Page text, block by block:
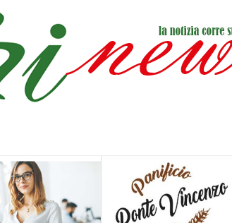
della rassegna diretta da Antonio Onorato
della rassegna diretta da Antonio Onorato EVIDENZA
il compagno della ex – decisivo l’allarme anti-stalker e
i disagi”. L’intervento di Pasquale Capriglione
Martirio di san Giovanni Battista e santa Sabina EVIDENZA